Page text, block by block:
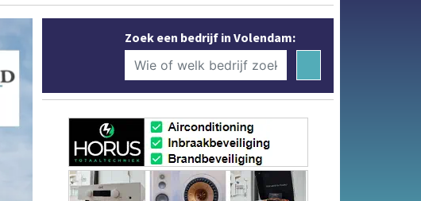
Zoek een bedrijf in Volendam: